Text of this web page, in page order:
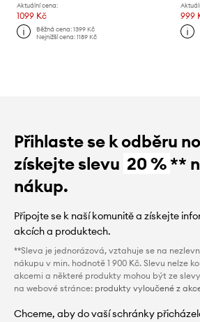
Aktuální cena:
1099 Kč
Běžná cena:1399 Kč
Nejnižší cena:1189 Kč
999
Přihlaste se k odběru
získejte slevu 20 %**
nákup.
Připojte se k naší komunitě a získejte
akcích a produktech.
**Sleva je jednorázová, vztahuje se na
nákupu v min. hodnotě 1 900 Kč. Slevu nelze
akcemi a některé produkty mohou být ze
na webové stránce: produkty vyloučené z
Chceme, aby do vaší schránky